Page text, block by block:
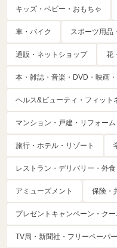
キッズ・ベビー・おもちゃ
車・バイク スポーツ用品
通販・ネットショップ 花
本・雑誌・音楽・DVD・映画
ヘルス&ビューティ・フィット
マンション・戸建・リフォー
旅行・ホテル・リゾート
レストラン・デリバリー・外食
アミューズメント 保険・
プレゼントキャンペーン・クー
TV局・新聞社・フリーペーパ